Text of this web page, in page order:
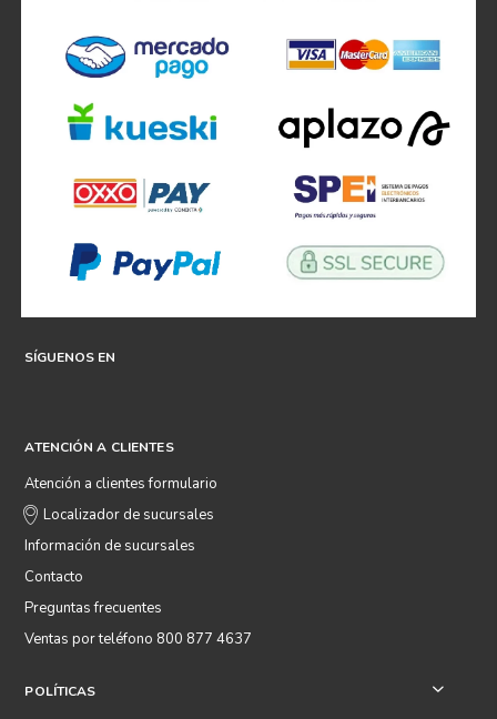
SÍGUENOS EN
ATENCIÓN A CLIENTES
Atención a clientes formulario
Localizador de sucursales
Información de sucursales
Contacto
Preguntas frecuentes
Ventas por teléfono 800 877 4637
POLÍTICAS +